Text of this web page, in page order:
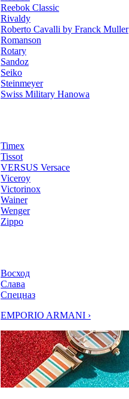
Reebok Classic
Rivaldy
Roberto Cavalli by Franck Muller
Romanson
Rotary
Sandoz
Seiko
Steinmeyer
Swiss Military Hanowa
Timex
Tissot
VERSUS Versace
Viceroy
Victorinox
Wainer
Wenger
Zippo
Восход
Слава
Спецназ
EMPORIO ARMANI ›